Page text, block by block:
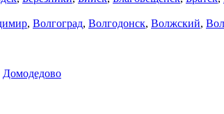
, Волгоград, Волгодонск, Волжский,
Домодедово